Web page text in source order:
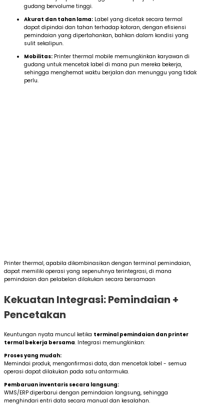
gudang bervolume tinggi.
Akurat dan tahan lama: Label yang dicetak secara termal
dapat dipindai dan tahan terhadap kotoran, dengan efisiensi
pemindaian yang dipertahankan, bahkan dalam kondisi yang
sulit sekalipun.
Mobilitas: Printer thermal mobile memungkinkan karyawan di
gudang untuk mencetak label di mana pun mereka bekerja,
sehingga menghemat waktu berjalan dan menunggu yang tidak
perlu.
Printer thermal, apabila dikombinasikan dengan terminal pemindaian,
dapat memiliki operasi yang sepenuhnya terintegrasi, di mana
pemindaian dan pelabelan dilakukan secara bersamaan
Kekuatan Integrasi: Pemindaian +
Pencetakan
Keuntungan nyata muncul ketika terminal pemindaian dan printer
termal bekerja bersama. Integrasi memungkinkan:
Proses yang mudah:
Memindai produk, mengonfirmasi data, dan mencetak label - semua
operasi dapat dilakukan pada satu antarmuka.
Pembaruan inventaris secara langsung:
WMS/ERP diperbarui dengan pemindaian langsung, sehingga
menghindari entri data secara manual dan kesalahan.